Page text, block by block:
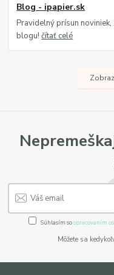
Blog - ipapier.sk
Pravidelný prísun
blogu!čítať celé
Súhlasím sospracovaním
Môžete sa